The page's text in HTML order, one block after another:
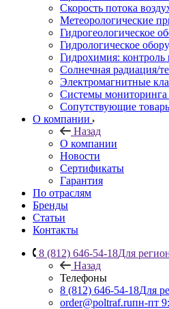
Скорость потока
Метеорологические
Гидрогеологическое
Гидрологическое
Гидрохимия: контроль
Солнечная радиация/
Электромагнитные
Системы мониторинга
Сопутствующие
О компании
Назад
О компании
Новости
Сертификаты
Гарантия
По отраслям
Бренды
Статьи
Контакты
8 (812) 646-54-18Для
Назад
Телефоны
8 (812) 646-54-18Для
order@poltraf.ruпн-пт